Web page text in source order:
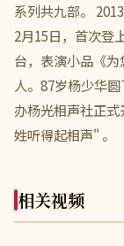
系列共九部。
2月15日，首次登
台，表演小品《
人。87岁杨少华
办杨光相声社正
姓听得起相声" 。
相关视频